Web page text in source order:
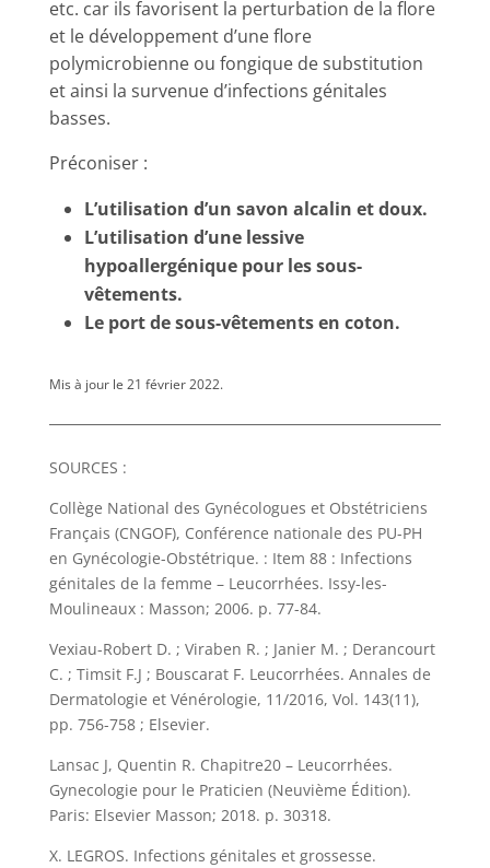
etc. car ils favorisent la perturbation de la flore
et le développement d’une flore
polymicrobienne ou fongique de substitution
et ainsi la survenue d’infections génitales
basses.
Préconiser :
L’utilisation d’un savon alcalin et doux.
L’utilisation d’une lessive
hypoallergénique pour les sous-
vêtements.
Le port de sous-vêtements en coton.
Mis à jour le 21 février 2022.
SOURCES :
Collège National des Gynécologues et Obstétriciens
Français (CNGOF), Conférence nationale des PU-PH
en Gynécologie-Obstétrique. : Item 88 : Infections
génitales de la femme – Leucorrhées. Issy-les-
Moulineaux : Masson; 2006. p. 77-84.
Vexiau-Robert D. ; Viraben R. ; Janier M. ; Derancourt
C. ; Timsit F.J ; Bouscarat F. Leucorrhées. Annales de
Dermatologie et Vénérologie, 11/2016, Vol. 143(11),
pp. 756-758 ; Elsevier.
Lansac J, Quentin R. Chapitre20 – Leucorrhées.
Gynecologie pour le Praticien (Neuvième Édition).
Paris: Elsevier Masson; 2018. p. 30318.
X. LEGROS. Infections génitales et grossesse.